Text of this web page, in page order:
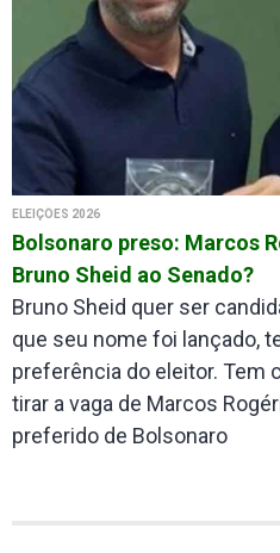
ELEIÇÕES 2026
Bolsonaro preso: Marcos
Bruno Sheid ao Senado?
Bruno Sheid quer ser
que seu nome foi lançado,
preferência do eleitor. Tem
tirar a vaga de Marcos
preferido de Bolsonaro